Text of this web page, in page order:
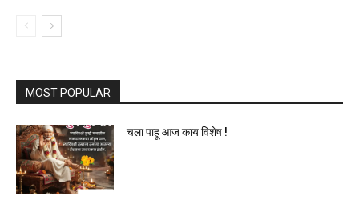
MOST POPULAR
चला पाहू आज काय विशेष !